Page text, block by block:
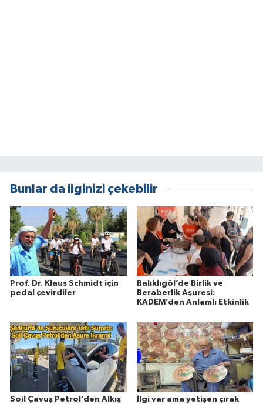
Bunlar da ilginizi çekebilir
Prof. Dr. Klaus Schmidt için
pedal çevirdiler
Balıklıgöl’de Birlik ve
Beraberlik Aşuresi:
KADEM’den Anlamlı Etkinlik
Soil Çavuş Petrol’den Alkış
İlgi var ama yetişen çırak